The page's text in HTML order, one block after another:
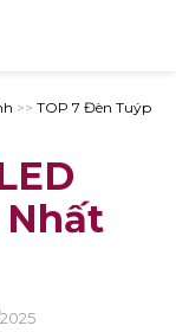
>> TOP 7 Đèn Tuýp